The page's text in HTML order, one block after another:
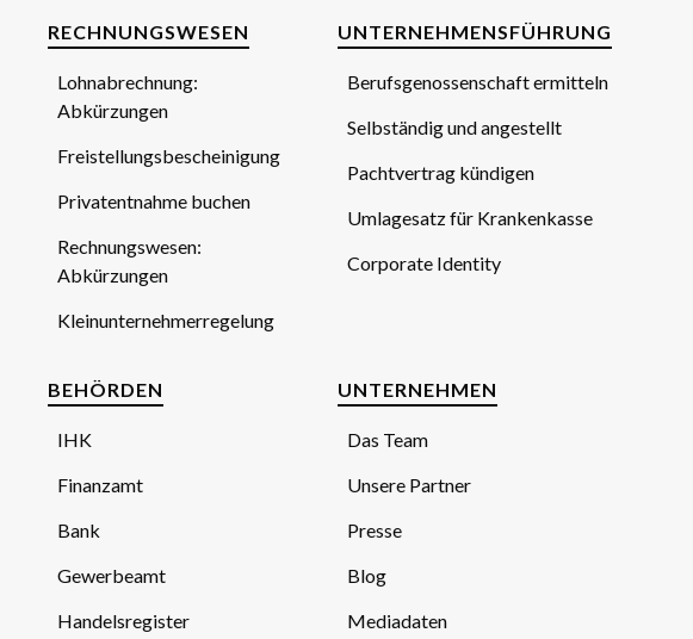
RECHNUNGSWESEN
Lohnabrechnung:
Abkürzungen
Freistellungsbescheinigung
Privatentnahme buchen
Rechnungswesen:
Abkürzungen
Kleinunternehmerregelung
BEHÖRDEN
IHK
Finanzamt
Bank
Gewerbeamt
Handelsregister
UNTERNEHMENSFÜHRUNG
Berufsgenossenschaft ermitteln
Selbständig und angestellt
Pachtvertrag kündigen
Umlagesatz für Krankenkasse
Corporate Identity
UNTERNEHMEN
Das Team
Unsere Partner
Presse
Blog
Mediadaten